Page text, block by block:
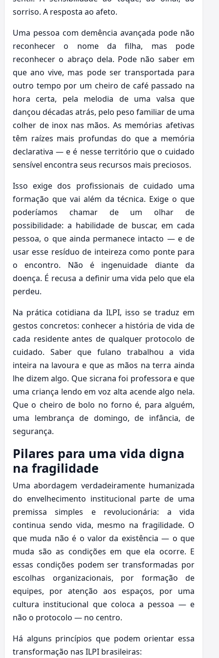
sorriso. A resposta ao afeto.
Uma pessoa com demência avançada pode não
reconhecer o nome da filha, mas pode
reconhecer o abraço dela. Pode não saber em
que ano vive, mas pode ser transportada para
outro tempo por um cheiro de café passado na
hora certa, pela melodia de uma valsa que
dançou décadas atrás, pelo peso familiar de uma
colher de inox nas mãos. As memórias afetivas
têm raízes mais profundas do que a memória
declarativa — e é nesse território que o cuidado
sensível encontra seus recursos mais preciosos.
Isso exige dos profissionais de cuidado uma
formação que vai além da técnica. Exige o que
poderíamos chamar de um olhar de
possibilidade: a habilidade de buscar, em cada
pessoa, o que ainda permanece intacto — e de
usar esse resíduo de inteireza como ponte para
o encontro. Não é ingenuidade diante da
doença. É recusa a definir uma vida pelo que ela
perdeu.
Na prática cotidiana da ILPI, isso se traduz em
gestos concretos: conhecer a história de vida de
cada residente antes de qualquer protocolo de
cuidado. Saber que fulano trabalhou a vida
inteira na lavoura e que as mãos na terra ainda
lhe dizem algo. Que sicrana foi professora e que
uma criança lendo em voz alta acende algo nela.
Que o cheiro de bolo no forno é, para alguém,
uma lembrança de domingo, de infância, de
segurança.
Pilares para uma vida digna
na fragilidade
Uma abordagem verdadeiramente humanizada
do envelhecimento institucional parte de uma
premissa simples e revolucionária: a vida
continua sendo vida, mesmo na fragilidade. O
que muda não é o valor da existência — o que
muda são as condições em que ela ocorre. E
essas condições podem ser transformadas por
escolhas organizacionais, por formação de
equipes, por atenção aos espaços, por uma
cultura institucional que coloca a pessoa — e
não o protocolo — no centro.
Há alguns princípios que podem orientar essa
transformação nas ILPI brasileiras: